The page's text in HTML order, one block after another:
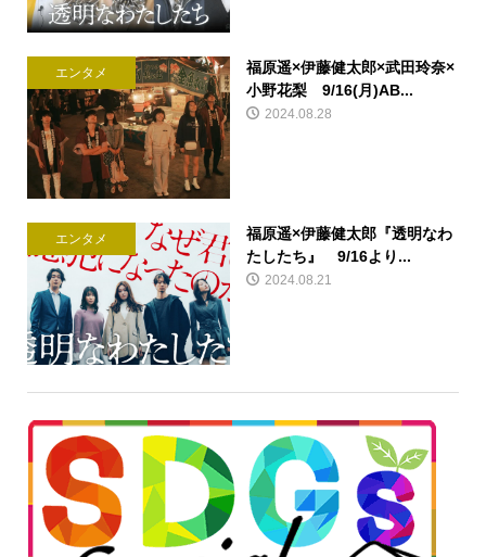
エンタメ
福原遥×伊藤健太郎×武田玲奈×
小野花梨 9/16(月)AB...
2024.08.28
エンタメ
福原遥×伊藤健太郎『透明なわ
たしたち』 9/16より...
2024.08.21